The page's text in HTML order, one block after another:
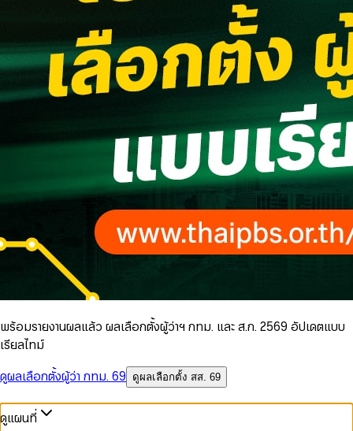
พร้อมรายงานผลแล้ว ผลเลือกตั้งผู้ว่าฯ กทม. และ ส.ก. 2569 อัปเดตแบบ
เรียลไทม์
ดูผลเลือกตั้งผู้ว่า กทม. 69
ดูผลเลือกตั้ง สส. 69
ดูแผนที่